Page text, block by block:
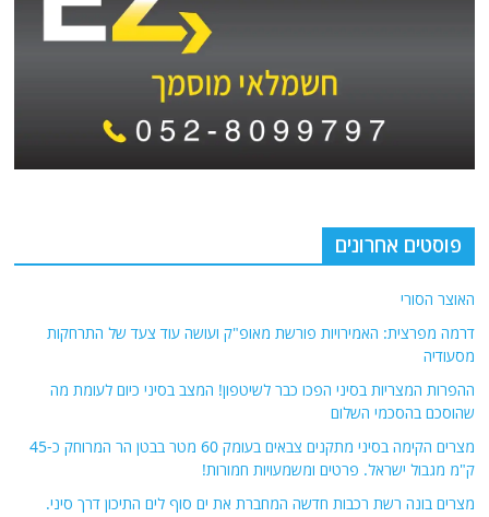
פוסטים אחרונים
האוצר הסורי
דרמה מפרצית: האמירויות פורשת מאופ"ק ועושה עוד צעד של התרחקות
מסעודיה
ההפרות המצריות בסיני הפכו כבר לשיטפון! המצב בסיני כיום לעומת מה
שהוסכם בהסכמי השלום
מצרים הקימה בסיני מתקנים צבאים בעומק 60 מטר בבטן הר המרוחק כ-45
ק"מ מגבול ישראל. פרטים ומשמעויות חמורות!
מצרים בונה רשת רכבות חדשה המחברת את ים סוף לים התיכון דרך סיני.